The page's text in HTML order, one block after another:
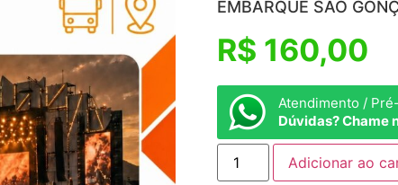
EMBARQUE SÃO
R$ 160,00
Atendimento /
Dúvidas? Chame
Adicionar ao